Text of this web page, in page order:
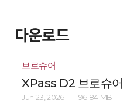
다운로드
브로슈어
XPass D2 브로슈어
Jun 23, 2026 96.84 MB